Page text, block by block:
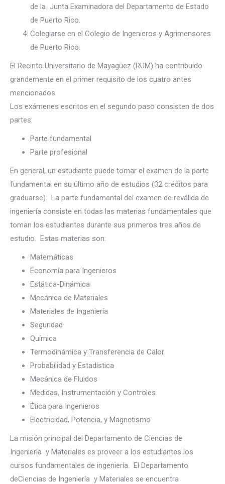
de la Junta Examinadora del Departamento de Estado
de Puerto Rico.
Colegiarse en el Colegio de Ingenieros y Agrimensores
de Puerto Rico.
El Recinto Universitario de Mayagüez (RUM) ha contribuido
grandemente en el primer requisito de los cuatro antes
mencionados.
Los exámenes escritos en el segundo paso consisten de dos
partes:
Parte fundamental
Parte profesional
En general, un estudiante puede tomar el examen de la parte
fundamental en su último año de estudios (32 créditos para
graduarse). La parte fundamental del examen de reválida de
ingeniería consiste en todas las materias fundamentales que
toman los estudiantes durante sus primeros tres años de
estudio. Estas materias son:
Matemáticas
Economía para Ingenieros
Estática-Dinámica
Mecánica de Materiales
Materiales de Ingeniería
Seguridad
Química
Termodinámica y Transferencia de Calor
Probabilidad y Estadística
Mecánica de Fluidos
Medidas, Instrumentación y Controles
Ética para Ingenieros
Electricidad, Potencia, y Magnetismo
La misión principal del Departamento de Ciencias de
Ingeniería y Materiales es proveer a los estudiantes los
cursos fundamentales de ingeniería. El Departamento
deCiencias de Ingeniería y Materiales se encuentra